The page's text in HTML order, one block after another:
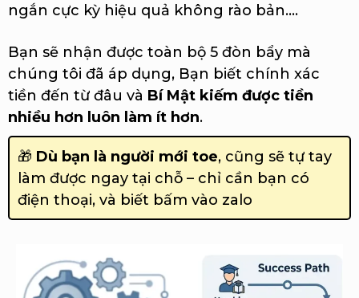
ngắn cực kỳ hiệu quả không rào bản....
Bạn sẽ nhận được toàn bộ 5 đòn bẩy mà
chúng tôi đã áp dụng, Bạn biết chính xác
tiền đến từ đâu và Bí Mật kiếm được tiền
nhiều hơn luôn làm ít hơn.
🎁 Dù bạn là người mới toe, cũng sẽ tự tay
làm được ngay tại chỗ – chỉ cần bạn có
điện thoại, và biết bấm vào zalo